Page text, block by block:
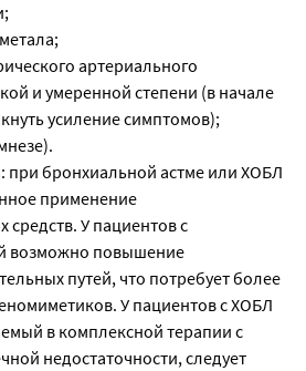
артериального
и умеренной степени (в начале
усиление симптомов);
при бронхиальной астме или ХОБЛ
применение
У пациентов с
возможно повышение
путей, что потребует более
У пациентов с ХОБЛ
в комплексной терапии с
недостаточности, следует